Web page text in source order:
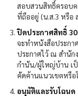
สอบสวนสิทธิ์ครอบค
ที่ถืออยู่ (น.ส.3 หรือ
ปิดประกาศสิทธิ์
จะทำหนังสือประกา
ประกาศไว้ ณ สำนัก
กำนัน/ผู้ใหญ่บ้าน เป็
คัดค้านแนวเขตหรือ
อนุมัติและรับโฉนด